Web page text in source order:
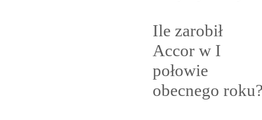
Ile zarobił
Accor w I
połowie
obecnego